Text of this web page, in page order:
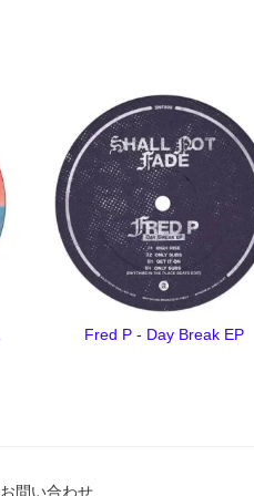
Fred P - Day Break EP
お問い合わせ